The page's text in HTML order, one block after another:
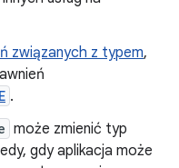
związanych z typem,
.
może zmienić typ
gdy aplikacja może